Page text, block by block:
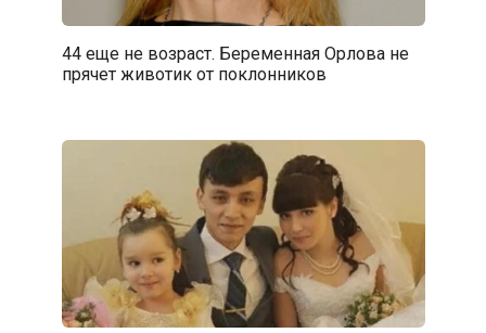
44 еще не возраст. Беременная Орлова не
прячет животик от поклонников